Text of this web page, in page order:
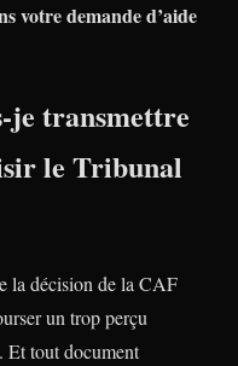
votre demande d’aide
je transmettre
le Tribunal
la décision de la CAF
un trop perçu
tout document